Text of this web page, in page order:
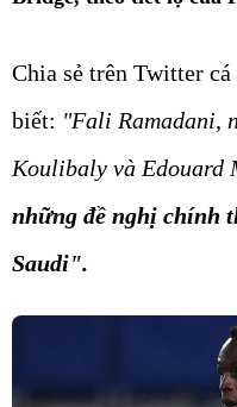
Chia sẻ trên Twitter cá
biết: "Fali Ramadani,
Koulibaly và Edouard
những đề nghị chính
Saudi".